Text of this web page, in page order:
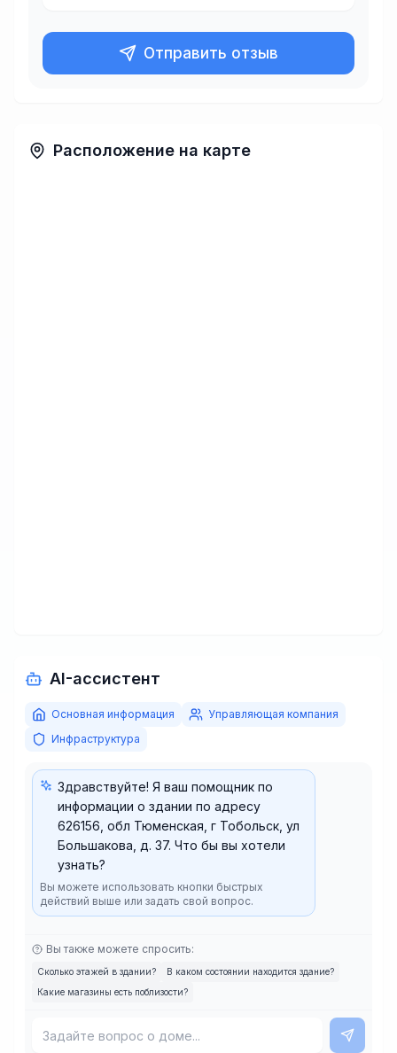
Отправить отзыв
Расположение на карте
AI-ассистент
Основная информация
Управляющая компания
Инфраструктура
Здравствуйте! Я ваш помощник по
информации о здании по адресу
626156, обл Тюменская, г Тобольск, ул
Большакова, д. 37. Что бы вы хотели
узнать?
Вы можете использовать кнопки быстрых
действий выше или задать свой вопрос.
Вы также можете спросить:
Сколько этажей в здании?
В каком состоянии находится здание?
Какие магазины есть поблизости?